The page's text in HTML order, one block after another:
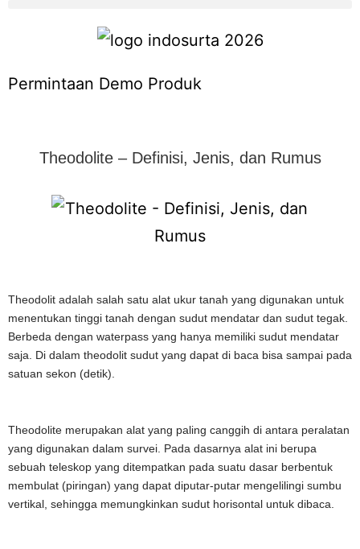
Permintaan Demo Produk
Theodolite – Definisi, Jenis, dan Rumus
Theodolit adalah salah satu alat ukur tanah yang digunakan untuk
menentukan tinggi tanah dengan sudut mendatar dan sudut tegak.
Berbeda dengan waterpass yang hanya memiliki sudut mendatar
saja. Di dalam theodolit sudut yang dapat di baca bisa sampai pada
satuan sekon (detik).
Theodolite merupakan alat yang paling canggih di antara peralatan
yang digunakan dalam survei. Pada dasarnya alat ini berupa
sebuah teleskop yang ditempatkan pada suatu dasar berbentuk
membulat (piringan) yang dapat diputar-putar mengelilingi sumbu
vertikal, sehingga memungkinkan sudut horisontal untuk dibaca.